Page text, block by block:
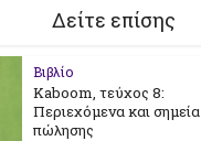
Δείτε επίσης
Βιβλίο
Kaboom, τεύχος 8:
Περιεχόμενα και σημεία
πώλησης